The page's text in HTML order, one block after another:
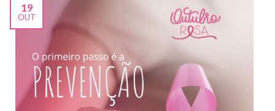
19
OUT